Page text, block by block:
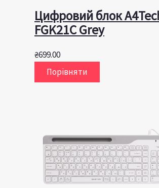
Цифровий блок
FGK21C Grey
₴699.00
Порівняти